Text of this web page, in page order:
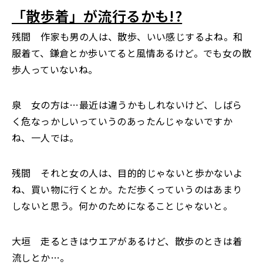
「散歩着」が流行るかも!?
残間 作家も男の人は、散歩、いい感じするよね。和
服着て、鎌倉とか歩いてると風情あるけど。でも女の散
歩人っていないね。
泉 女の方は…最近は違うかもしれないけど、しばら
く危なっかしいっていうのあったんじゃないですか
ね、一人では。
残間 それと女の人は、目的的じゃないと歩かないよ
ね、買い物に行くとか。ただ歩くっていうのはあまり
しないと思う。何かのためになることじゃないと。
大垣 走るときはウエアがあるけど、散歩のときは着
流しとか…。